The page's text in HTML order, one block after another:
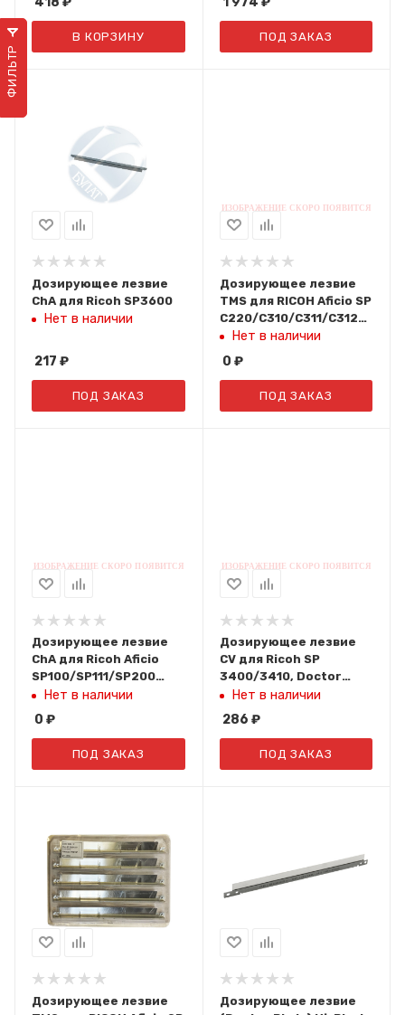
В КОРЗИНУ ПОД ЗАКАЗ
Дозирующее лезвие
ChA для Ricoh SP3600
Нет в наличии
217 ₽
ПОД ЗАКАЗ
Дозирующее лезвие
TMS для RICOH Aficio SP
C220/C310/C311/C312
TMS142A
Нет в наличии
0 ₽
ПОД ЗАКАЗ
Дозирующее лезвие
ChA для Ricoh Aficio
SP100/SP111/SP200
doctor (упак 5 шт)
Нет в наличии
0 ₽
ПОД ЗАКАЗ
Дозирующее лезвие
CV для Ricoh SP
3400/3410, Doctor
Blade, 5 шт./уп.
Нет в наличии
286 ₽
ПОД ЗАКАЗ
Дозирующее лезвие
Дозирующее лезвие
ФИЛЬТР